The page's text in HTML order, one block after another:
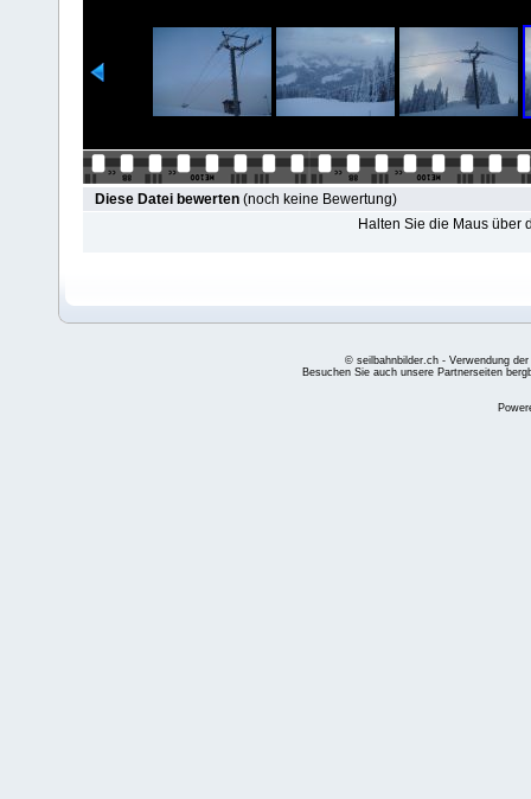
Diese Datei bewerten (noch keine Bewertung)
Halten Sie die Maus über
© seilbahnbilder.ch - Verwendung
Besuchen Sie auch unsere Partnerseiten